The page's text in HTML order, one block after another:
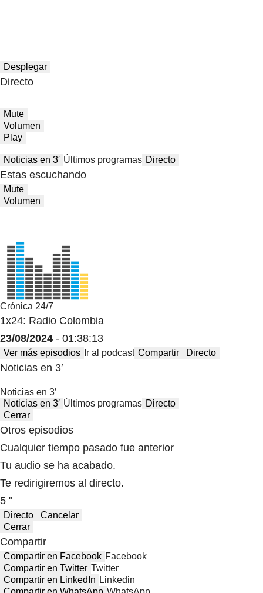
Desplegar
Directo
Mute
Volumen
Play
Noticias en 3′ Últimos programas Directo
Estas escuchando
Mute
Volumen
Crónica 24/7
1x24: Radio Colombia
23/08/2024 - 01:38:13
Ver más episodios Ir al podcast Compartir Directo
Noticias en 3′
Noticias en 3′
Noticias en 3′ Últimos programas Directo
Cerrar
Otros episodios
Cualquier tiempo pasado fue anterior
Tu audio se ha acabado.
Te redirigiremos al directo.
5 "
Directo
Cancelar
Cerrar
Compartir
Compartir en Facebook Facebook
Compartir en Twitter Twitter
Compartir en LinkedIn Linkedin